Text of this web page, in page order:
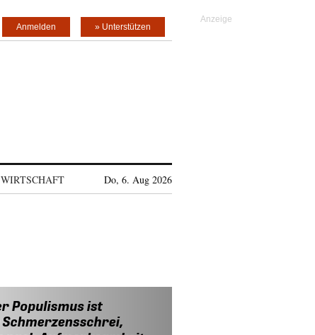
» Unterstützen
Anmelden
WIRTSCHAFT Do, 6. Aug 2026